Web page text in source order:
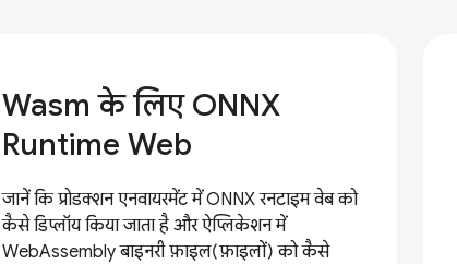
Wasm के लिए ONNX
Runtime Web
जानें कि प्रोडक्शन एनवायरमेंट में ONNX रनटाइम वेब को
कैसे डिप्लॉय किया जाता है और ऐप्लिकेशन में
WebAssembly बाइनरी फ़ाइल(फ़ाइलों) को कैसे